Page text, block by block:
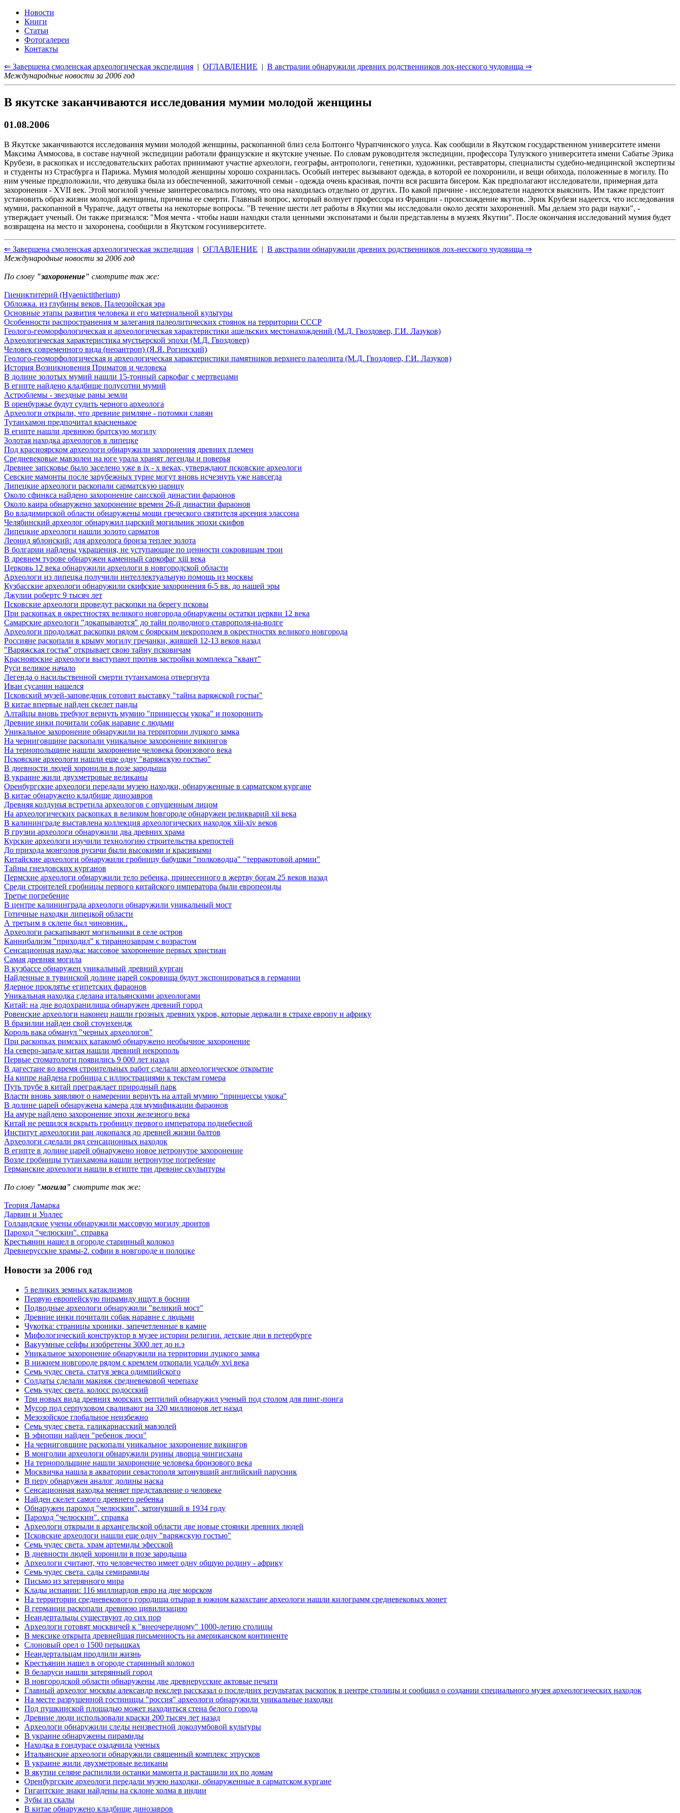
Новости
Книги
Статьи
Фотогалереи
Контакты
⇐ Завершена смоленская археологическая экспедиция | ОГЛАВЛЕНИЕ | В австралии обнаружили древних родственников лох-несского чудовища ⇒
Международные новости за 2006 год
В якутске заканчиваются исследования мумии молодой женщины
01.08.2006
В Якутске заканчиваются исследования мумии молодой женщины, раскопанной близ села Болтонго Чурапчинского улуса. Как сообщили в Якутском государственном университете имени
Максима Аммосова, в составе научной экспедиции работали французские и якутские ученые. По словам руководителя экспедиции, профессора Тулузского университета имени Сабатье Эрика
Крубези, в раскопках и исследовательских работах принимают участие археологи, географы, антропологи, генетики, художники, реставраторы, специалисты судебно-медицинской экспертизы
и студенты из Страсбурга и Парижа. Мумия молодой женщины хорошо сохранилась. Особый интерес вызывают одежда, в которой ее похоронили, и вещи обихода, положенные в могилу. По
ним ученые предположили, что девушка была из обеспеченной, зажиточной семьи - одежда очень красивая, почти вся расшита бисером. Как предполагают исследователи, примерная дата
захоронения - XVII век. Этой могилой ученые заинтересовались потому, что она находилась отдельно от других. По какой причине - исследователи надеются выяснить. Им также предстоит
установить образ жизни молодой женщины, причины ее смерти. Главный вопрос, который волнует профессора из Франции - происхождение якутов. Эрик Крубези надеется, что исследования
мумии, раскопанной в Чурапче, дадут ответы на некоторые вопросы. "В течение шести лет работы в Якутии мы исследовали около десяти захоронений. Мы делаем это ради науки", -
утверждает ученый. Он также признался: "Моя мечта - чтобы наши находки стали ценными экспонатами и были представлены в музеях Якутии". После окончания исследований мумия будет
возвращена на место и захоронена, сообщили в Якутском госуниверситете.
⇐ Завершена смоленская археологическая экспедиция | ОГЛАВЛЕНИЕ | В австралии обнаружили древних родственников лох-несского чудовища ⇒
Международные новости за 2006 год
По слову "захоронение" смотрите так же:
Гиениктитерий (Hyaenictitherium)
Обложка. из глубины веков. Палеозойская эра
Основные этапы развития человека и его материальной культуры
Особенности распространения м залегания палеолитических стоянок на территории СССР
Геолого-геоморфологическая и археологическая характеристики ашельских местонахождений (М.Д. Гвоздовер, Г.И. Лазуков)
Археологическая характеристика мустьерской эпохи (М.Д. Гвоздовер)
Человек современного вида (неоантроп) (Я.Я. Рогинский)
Геолого-геоморфологическая и археологическая характеристики памятников верхнего палеолита (М.Д. Гвоздовер, Г.И. Лазуков)
История Возникновения Приматов и человека
В долине золотых мумий нашли 15-тонный саркофаг с мертвецами
В египте найдено кладбище полусотни мумий
Астроблемы - звездные раны земли
В оренбуржье будут судить черного археолога
Археологи открыли, что древние римляне - потомки славян
Тутанхамон предпочитал красненькое
В египте нашли древнюю братскую могилу
Золотая находка археологов в липецке
Под красноярском археологи обнаружили захоронения древних племен
Средневековые мавзолеи на юге урала хранят легенды и поверья
Древнее запсковье было заселено уже в ix - x веках, утверждают псковские археологи
Севские мамонты после зарубежных турне могут вновь исчезнуть уже навсегда
Липецкие археологи раскопали сарматскую царицу
Около сфинкса найдено захоронение саисской династии фараонов
Около каира обнаружено захоронение времен 26-й династии фараонов
Во владимирской области обнаружены мощи греческого святителя арсения элассона
Челябинский археолог обнаружил царский могильник эпохи скифов
Липецкие археологи нашли золото сарматов
Леонид яблонский: для археолога бронза теплее золота
В болгарии найдены украшения, не уступающие по ценности сокровищам трои
В древнем турове обнаружен каменный саркофаг xiii века
Церковь 12 века обнаружили археологи в новгородской области
Археологи из липецка получили интеллектуальную помощь из москвы
Кузбасские археологи обнаружили скифские захоронения 6-5 вв. до нашей эры
Джулии робертс 9 тысяч лет
Псковские археологи проведут раскопки на берегу псковы
При раскопках в окрестностях великого новгорода обнаружены остатки церкви 12 века
Самарские археологи "докапываются" до тайн подводного ставрополя-на-волге
Археологи продолжат раскопки рядом с боярским некрополем в окрестностях великого новгорода
Россияне раскопали в крыму могилу гречанки, жившей 12-13 веков назад
"Варяжская гостья" открывает свою тайну псковичам
Красноярские археологи выступают против застройки комплекса "квант"
Руси великое начало
Легенда о насильственной смерти тутанхамона отвергнута
Иван сусанин нашелся
Псковский музей-заповедник готовит выставку "тайна варяжской гостьи"
В китае впервые найден скелет панды
Алтайцы вновь требуют вернуть мумию "принцессы укока" и похоронить
Древние инки почитали собак наравне с людьми
Уникальное захоронение обнаружили на территории луцкого замка
На черниговщине раскопали уникальное захоронение викингов
На тернопольщине нашли захоронение человека бронзового века
Псковские археологи нашли еще одну "варяжскую гостью"
В дневности людей хоронили в позе зародыша
В украине жили двухметровые великаны
Оренбургские археологи передали музею находки, обнаруженные в сарматском кургане
В китае обнаружено кладбище динозавров
Древняя колдунья встретила археологов с опущенным лицом
Hа археологических раскопках в великом hовгороде обнаружен реликварий xii века
В калининграде выставлена коллекция археологических находок xiii-xiv веков
В грузии археологи обнаружили два древних храма
Курские археологи изучили технологию строительства крепостей
До прихода монголов русичи были высокими и красивыми
Китайские археологи обнаружили гробницу бабушки "полководца" "терракотовой армии"
Тайны гнездовских курганов
Пермские археологи обнаружили тело ребенка, принесенного в жертву богам 25 веков назад
Среди строителей гробницы первого китайского императора были европеоиды
Третье погребение
В центре калининграда археологи обнаружили уникальный мост
Готичные находки липецкой области
А третьим в склепе был чиновник..
Археологи раскапывают могильники в селе остров
Каннибализм "приходил" к тираннозаврам с возрастом
Сенсационная находка: массовое захоронение первых христиан
Самая древняя могила
В кузбассе обнаружен уникальный древний курган
Найденные в тувинской долине царей сокровища будут экспонироваться в германии
Ядерное проклятье египетских фараонов
Уникальная находка сделана итальянскими археологами
Китай: на дне водохранилища обнаружен древний город
Ровенские археологи наконец нашли грозных древних укров, которые держали в страхе европу и африку
В бразилии найден свой стоунхендж
Король вака обманул "черных археологов"
При раскопках римских катакомб обнаружено необычное захоронение
На северо-западе китая нашли древний некрополь
Первые стоматологи появились 9 000 лет назад
В дагестане во время строительных работ сделали археологическое открытие
На кипре найдена гробница с иллюстрациями к текстам гомера
Путь трубе в китай преграждает природный парк
Власти вновь заявляют о намерении вернуть на алтай мумию "принцессы укока"
В долине царей обнаружена камера для мумификации фараонов
На амуре найдено захоронение эпохи железного века
Китай не решился вскрыть гробницу первого императора поднебесной
Институт археологии ран докопался до древней жизни балтов
Археологи сделали ряд сенсационных находок
В египте в долине царей обнаружено новое нетронутое захоронение
Возле гробницы тутанхамона нашли нетронутое погребение
Германские археологи нашли в египте три древние скульптуры
По слову "могила" смотрите так же:
Теория Ламарка
Дарвин и Уоллес
Голландские учены обнаружили массовую могилу дронтов
Пароход "челюскин". справка
Крестьянин нашел в огороде старинный колокол
Древнерусские храмы-2. софии в новгороде и полоцке
Новости за 2006 год
5 великих земных катаклизмов
Первую европейскую пирамиду ищут в боснии
Подводные археологи обнаружили "великий мост"
Древние инки почитали собак наравне с людьми
Чукотка: страницы хроники, запечетленные в камне
Мифологический конструктор в музее истории религии. детские дни в петербурге
Вакуумные сейфы изобретены 3000 лет до н.э
Уникальное захоронение обнаружили на территории луцкого замка
В нижнем новгороде рядом с кремлем откопали усадьбу xvi века
Семь чудес света. статуя зевса одимпийского
Солдаты сделали макияж средневековой черепахе
Семь чудес света. колосс родосский
Три новых вида древних морских рептилий обнаружил ученый под столом для пинг-понга
Мусор под cерпуховом сваливают на 320 миллионов лет назад
Мезозойское глобальное неизбежно
Семь чудес света. галикарнасский мавзолей
В эфиопии найден "ребенок люси"
На черниговщине раскопали уникальное захоронение викингов
В монголии археологи обнаружили руины дворца чингисхана
На тернопольщине нашли захоронение человека бронзового века
Москвичка нашла в акватории севастополя затонувший английский парусник
В перу обнаружен аналог долины наска
Сенсационная находка меняет представление о человеке
Найден скелет самого древнего ребенка
Обнаружен пароход "челюскин", затонувший в 1934 году
Пароход "челюскин". справка
Археологи открыли в архангельской области две новые стоянки древних людей
Псковские археологи нашли еще одну "варяжскую гостью"
Семь чудес света. храм артемиды эфесской
В дневности людей хоронили в позе зародыша
Археологи считают, что человечество имеет одну общую родину - африку
Семь чудес света. сады семирамиды
Письмо из затерянного мира
Клады испании: 116 миллиардов евро на дне морском
На территории средневекового городища отырар в южном казахстане археологи нашли килограмм средневековых монет
В германии раскопали древнюю цивилизацию
Неандертальцы существуют до сих пор
Археологи готовят москвичей к "внеочередному" 1000-летию столицы
В мексике открыта древнейшая письменность на американском континенте
Слоновый орел о 1500 перышках
Неандертальцам продлили жизнь
Крестьянин нашел в огороде старинный колокол
В беларуси нашли затерянный город
В новгородской области обнаружены две древнерусские актовые печати
Главный археолог москвы александр векслер рассказал о последних результатах раскопок в центре столицы и сообщил о создании специального музея археологических находок
На месте разрушенной гостиницы "россия" археологи обнаружили уникальные находки
Под пушкинской площадью может находиться стена белого города
Древние люди использовали краски 200 тысяч лет назад
Археологи обнаружили следы неизвестной доколумбовой культуры
В украине обнаружены пирамиды
Находка в гондурасе озадачила ученых
Итальянские археологи обнаружили священный комплекс этрусков
В украине жили двухметровые великаны
В якутии селяне распилили останки мамонта и растащили их по домам
Оренбургские археологи передали музею находки, обнаруженные в сарматском кургане
Гигантские знаки найдены на склоне холма в индии
Зубы из скалы
В китае обнаружено кладбище динозавров